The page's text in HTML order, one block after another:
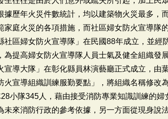
據歷年火災件數統計，均以建築物火災最多，
家庭火災的各項措施，而社區婦女防火宣導隊
社區婦女防火宣導隊」在民國88年成立，並
為提高婦女防火宣導隊人員士氣及健全組織發
宣導大隊」在彰化縣員林演藝廳正式成立，由
火宣導組織訓練服勤要點」，將組織名稱修改
小隊345人，藉由接受消防專業知識訓練的
未來消防行政的參考依據，另一方面從現身